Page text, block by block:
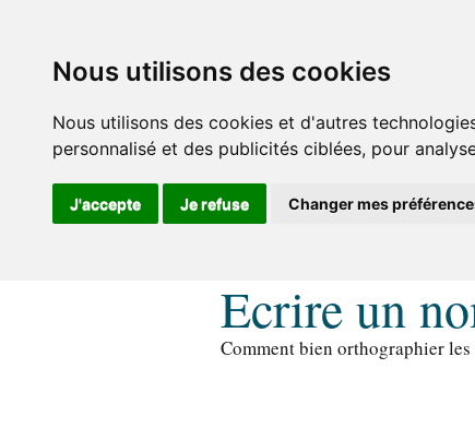
Nous utilisons des cookies
Nous utilisons des cookies et d'autres
personnalisé et des publicités ciblées, pour
J'accepte Je refuse Changer mes
Ecrire un
Comment bien orthographier